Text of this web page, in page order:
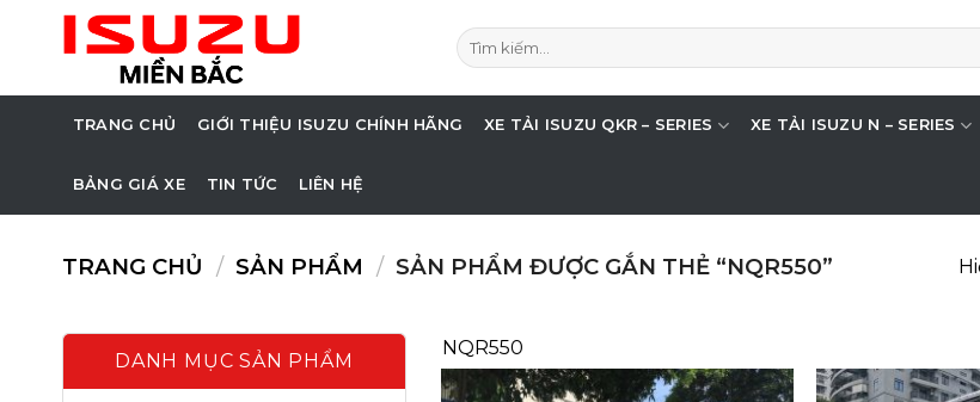
Tìm
kiếm:
TRANG CHỦ GIỚI THIỆU ISUZU CHÍNH HÃNG XE TẢI ISUZU QKR – SERIES XE TẢI ISUZU N – SERIES
BẢNG GIÁ XE TIN TỨC LIÊN HỆ
TRANG CHỦ / SẢN PHẨM / SẢN PHẨM ĐƯỢC GẮN THẺ “NQR550”
DANH MỤC SẢN PHẨM
NQR550